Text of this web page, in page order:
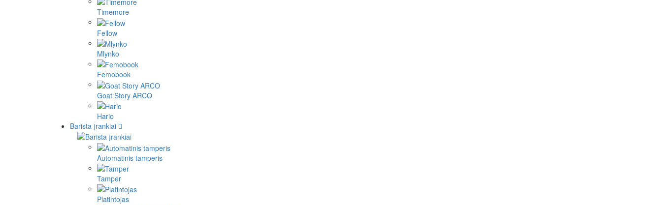
Timemore
Fellow
Mlynko
Femobook
Goat Story ARCO
Hario
Barista įrankiai
Automatinis tamperis
Tamper
Platintojas